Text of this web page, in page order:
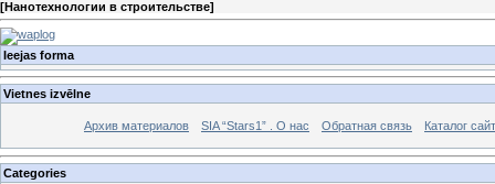
[Нанотехнологии в строительстве]
Ieejas forma
Vietnes izvēlne
Архив материалов SIA “Stars1” . О нас Обратная связь Каталог
Categories